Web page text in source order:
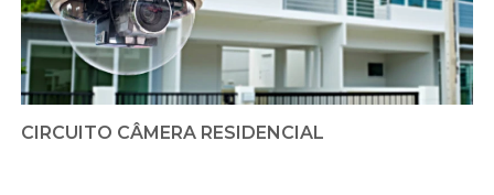
CIRCUITO CÂMERA RESIDENCIAL